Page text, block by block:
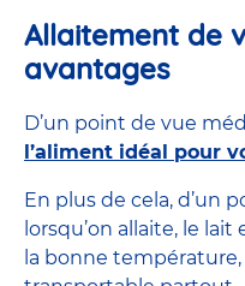
Allaitement de
avantages
D’un point de vue
l’aliment idéal pour
En plus de cela, d’un
lorsqu’on allaite, le
la bonne